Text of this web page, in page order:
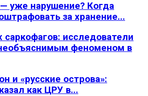
уже нарушение? Когда
за хранение...
саркофагов: исследователи
феноменом в
и «русские острова»:
как ЦРУ в...